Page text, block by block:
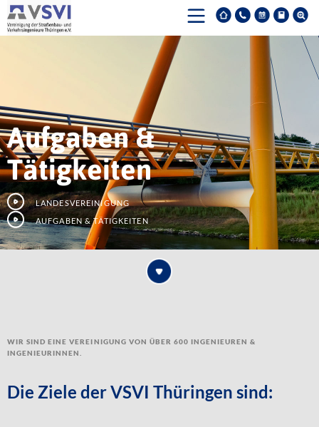
Aufgaben &
Tätigkeiten
Landesvereinigung
Aufgaben & Tätigkeiten
Wir sind eine Vereinigung von über 600 Ingenieuren &
Ingenieurinnen.
Die Ziele der VSVI Thüringen sind: